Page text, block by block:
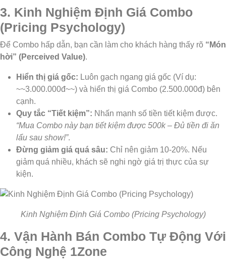
3. Kinh Nghiệm Định Giá Combo
(Pricing Psychology)
Để Combo hấp dẫn, bạn cần làm cho khách hàng thấy rõ “Món
hời” (Perceived Value).
Hiển thị giá gốc: Luôn gạch ngang giá gốc (Ví dụ:
~~3.000.000đ~~) và hiển thị giá Combo (2.500.000đ) bên
cạnh.
Quy tắc “Tiết kiệm”: Nhấn mạnh số tiền tiết kiệm được.
“Mua Combo này bạn tiết kiệm được 500k – Đủ tiền đi ăn
lẩu sau show!”.
Đừng giảm giá quá sâu: Chỉ nên giảm 10-20%. Nếu
giảm quá nhiều, khách sẽ nghi ngờ giá trị thực của sự
kiện.
Kinh Nghiệm Định Giá Combo (Pricing Psychology)
4. Vận Hành Bán Combo Tự Động Với
Công Nghệ 1Zone